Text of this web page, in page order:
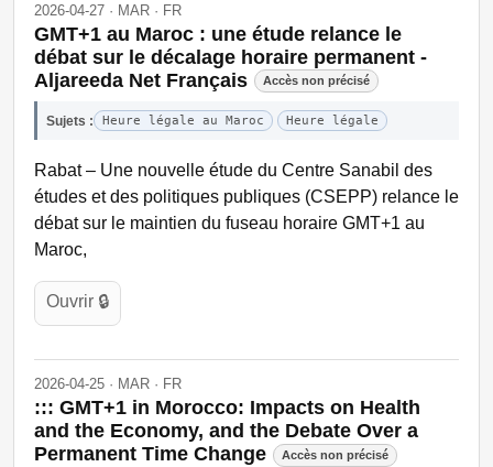
2026-04-27 · MAR · FR
GMT+1 au Maroc : une étude relance le
débat sur le décalage horaire permanent -
Aljareeda Net Français
Accès non précisé
Sujets : Heure légale au Maroc Heure légale
Rabat – Une nouvelle étude du Centre Sanabil des
études et des politiques publiques (CSEPP) relance le
débat sur le maintien du fuseau horaire GMT+1 au
Maroc,
Ouvrir 🔒
2026-04-25 · MAR · FR
::: GMT+1 in Morocco: Impacts on Health
and the Economy, and the Debate Over a
Permanent Time Change
Accès non précisé